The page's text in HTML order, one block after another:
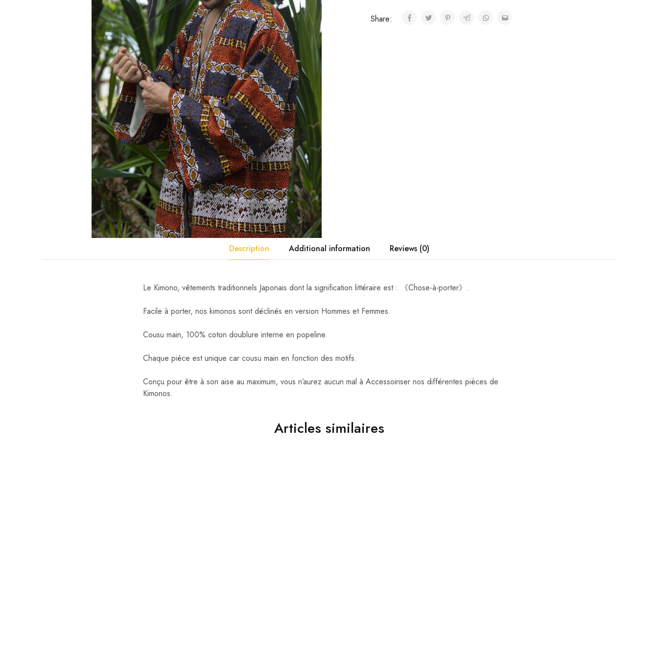
Share:
Description Additional information Reviews (0)
Le Kimono, vêtements traditionnels Japonais dont la signification littéraire est : 《Chose-à-porter》.
Facile à porter, nos kimonos sont déclinés en version Hommes et Femmes.
Cousu main, 100% coton doublure interne en popeline.
Chaque pièce est unique car cousu main en fonction des motifs.
Conçu pour être à son aise au maximum, vous n’aurez aucun mal à Accessoiriser nos différentes pièces de
Kimonos.
Articles similaires